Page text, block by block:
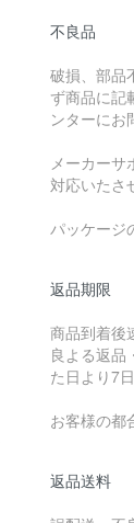
不良品
破損、部品
ず商品に記
ンターにお
メーカーサ
対応いたさ
パッケージ
返品期限
商品到着後
良よる返品
た日より7
お客様の都
返品送料